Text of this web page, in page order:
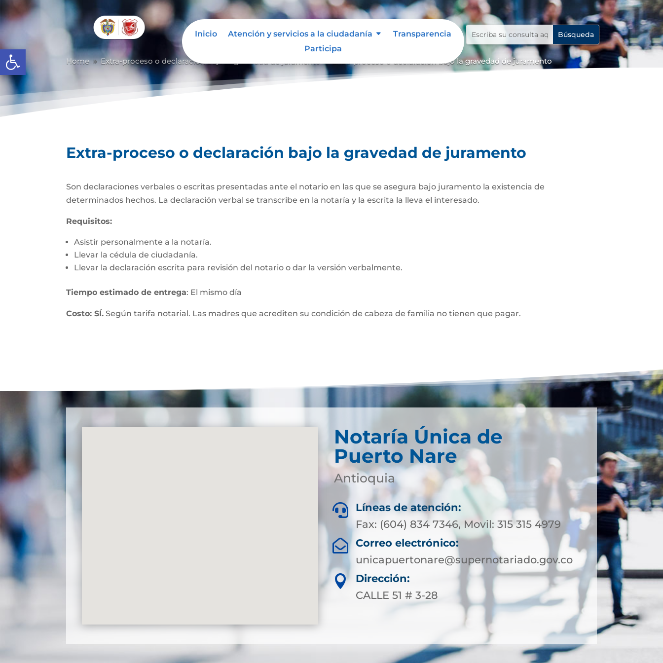
Abrir barra de herramientas
Inicio Atención y servicios a la ciudadanía
Transparencia
Participa
Home 9 Extra-proceso o declaración bajo la gravedad de juramento Extra-proceso o declaración bajo la gravedad de juramento
Extra-proceso o declaración bajo la gravedad de juramento
Son declaraciones verbales o escritas presentadas ante el notario en las que se asegura bajo juramento la existencia de
determinados hechos. La declaración verbal se transcribe en la notaría y la escrita la lleva el interesado.
Requisitos:
Asistir personalmente a la notaría.
Llevar la cédula de ciudadanía.
Llevar la declaración escrita para revisión del notario o dar la versión verbalmente.
Tiempo estimado de entrega: El mismo día
Costo: SÍ. Según tarifa notarial. Las madres que acrediten su condición de cabeza de familia no tienen que pagar.
Notaría Única de
Puerto Nare
Antioquia

Líneas de atención:
Fax: (604) 834 7346, Movil: 315 315 4979

Correo electrónico:
unicapuertonare@supernotariado.gov.co

Dirección:
CALLE 51 # 3-28